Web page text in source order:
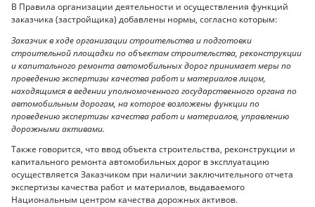
В Правила организации деятельности и осуществления функций
заказчика (застройщика) добавлены нормы, согласно которым:
Заказчик в ходе организации строительства и подготовки
строительной площадки по объектам строительства, реконструкции
и капитального ремонта автомобильных дорог принимает меры по
проведению экспертизы качества работ и материалов лицом,
находящимся в ведении уполномоченного государственного органа по
автомобильным дорогам, на которое возложены функции по
проведению экспертизы качества работ и материалов, управлению
дорожными активами.
Также говорится, что ввод объекта строительства, реконструкции и
капитального ремонта автомобильных дорог в эксплуатацию
осуществляется Заказчиком при наличии заключительного отчета
экспертизы качества работ и материалов, выдаваемого
Национальным центром качества дорожных активов.